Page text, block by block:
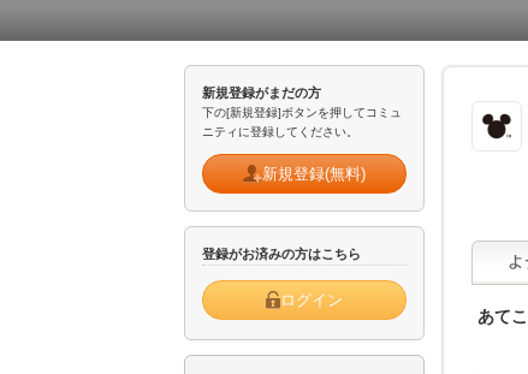
新規登録がまだの方
下の[新規登録]ボタンを押してコミュ
ニティに登録してください。
新規登録(無料)
登録がお済みの方はこちら
ログイン
あてこ